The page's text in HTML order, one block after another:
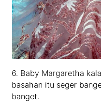
6. Baby Margaretha
basahan itu seger
banget.